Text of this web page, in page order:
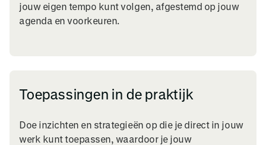
jouw eigen tempo kunt volgen, afgestemd op jouw
agenda en voorkeuren.
Toepassingen in de praktijk
Doe inzichten en strategieën op die je direct in jouw
werk kunt toepassen, waardoor je jouw